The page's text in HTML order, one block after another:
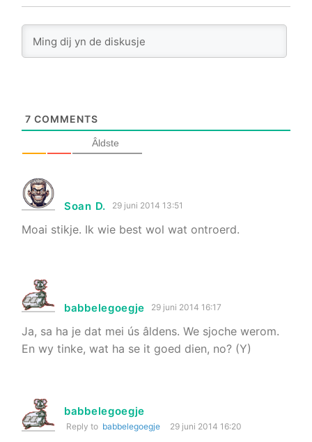
7 COMMENTS
Âldste
Soan D. 29 juni 2014 13:51
Moai stikje. Ik wie best wol wat ontroerd.
babbelegoegje 29 juni 2014 16:17
Ja, sa ha je dat mei ús âldens. We sjoche werom.
En wy tinke, wat ha se it goed dien, no? (Y)
babbelegoegje
Reply to babbelegoegje 29 juni 2014 16:20